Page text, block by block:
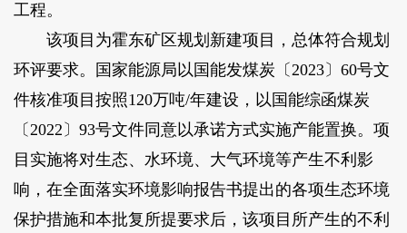
工程。
该项目为霍东矿区规划新建项目，总体符合规划
环评要求。国家能源局以国能发煤炭〔2023〕60号文
件核准项目按照120万吨/年建设，以国能综函煤炭
〔2022〕93号文件同意以承诺方式实施产能置换。项
目实施将对生态、水环境、大气环境等产生不利影
响，在全面落实环境影响报告书提出的各项生态环境
保护措施和本批复所提要求后，该项目所产生的不利